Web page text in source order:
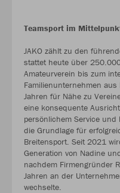
Teamsport im
JAKO zählt zu den
stattet heute über
Amateurverein bis zum
Familienunternehmen
Jahren für Nähe zu
eine konsequente
persönlichem Service
die Grundlage für
Breitensport. Seit 2021
Generation von Nadine
nachdem Firmengründer
Jahren an der
wechselte.